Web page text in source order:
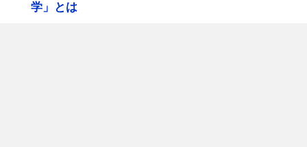
学」とは